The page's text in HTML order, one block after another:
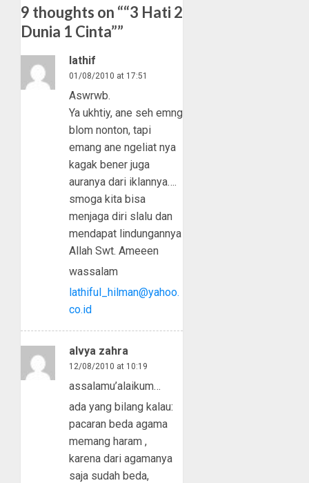
9 thoughts on ““3 Hati 2
Dunia 1 Cinta””
lathif
01/08/2010 at 17:51
Aswrwb.
Ya ukhtiy, ane seh emng
blom nonton, tapi
emang ane ngeliat nya
kagak bener juga
auranya dari iklannya….
smoga kita bisa
menjaga diri slalu dan
mendapat lindungannya
Allah Swt. Ameeen
wassalam
lathiful_hilman@yahoo.
co.id
alvya zahra
12/08/2010 at 10:19
assalamu’alaikum…
ada yang bilang kalau:
pacaran beda agama
memang haram ,
karena dari agamanya
saja sudah beda,